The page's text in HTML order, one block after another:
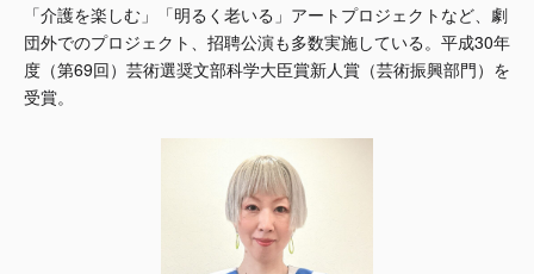
「介護を楽しむ」「明るく老いる」アートプロジェクトなど、劇
団外でのプロジェクト、招聘公演も多数実施している。平成30年
度（第69回）芸術選奨文部科学大臣賞新人賞（芸術振興部門）を
受賞。